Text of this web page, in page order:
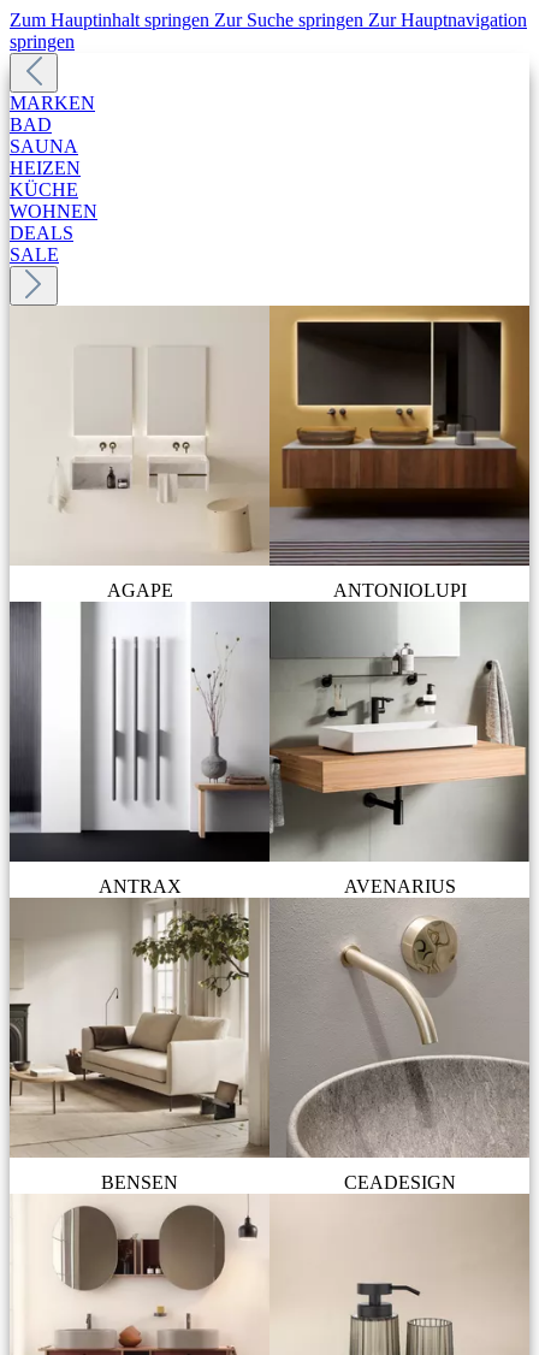
Zum Hauptinhalt springen Zur Suche springen Zur Hauptnavigation
springen
MARKEN
BAD
SAUNA
HEIZEN
KÜCHE
WOHNEN
DEALS
SALE
AGAPE ANTONIOLUPI
ANTRAX AVENARIUS
BENSEN CEADESIGN